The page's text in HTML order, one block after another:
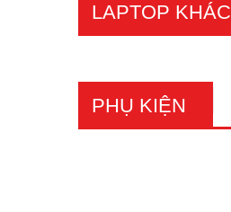
LAPTOP KHÁC
PHỤ KIỆN